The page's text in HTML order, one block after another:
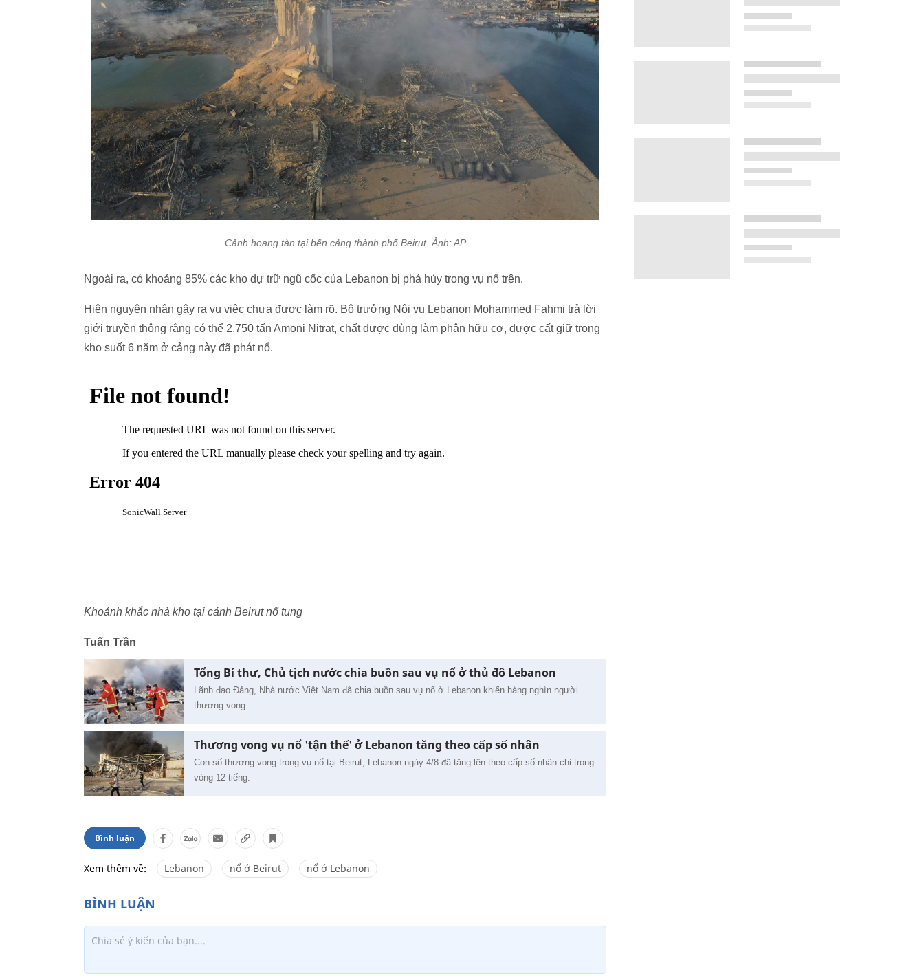
Cảnh hoang tàn tại bến cảng thành phố Beirut. Ảnh: AP
Ngoài ra, có khoảng 85% các kho dự trữ ngũ cốc của Lebanon bị phá hủy trong vụ nổ trên.
Hiện nguyên nhân gây ra vụ việc chưa được làm rõ. Bộ trưởng Nội vụ Lebanon Mohammed Fahmi trả lời
giới truyền thông rằng có thể 2.750 tấn Amoni Nitrat, chất được dùng làm phân hữu cơ, được cất giữ trong
kho suốt 6 năm ở cảng này đã phát nổ.
Khoảnh khắc nhà kho tại cảnh Beirut nổ tung
Tuấn Trần
Tổng Bí thư, Chủ tịch nước chia buồn sau vụ nổ ở thủ đô Lebanon
Lãnh đạo Đảng, Nhà nước Việt Nam đã chia buồn sau vụ nổ ở Lebanon khiến hàng nghìn người
thương vong.
Thương vong vụ nổ 'tận thế' ở Lebanon tăng theo cấp số nhân
Con số thương vong trong vụ nổ tại Beirut, Lebanon ngày 4/8 đã tăng lên theo cấp số nhân chỉ trong
vòng 12 tiếng.
Bình luận
Xem thêm về: Lebanon nổ ở Beirut nổ ở Lebanon